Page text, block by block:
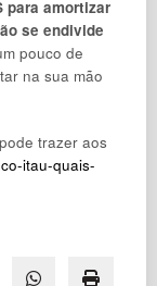
para amortizar
se endivide
pouco de
na sua mão
trazer aos
itau-quais-